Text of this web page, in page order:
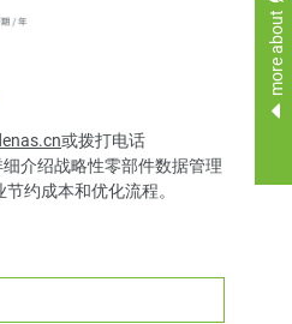
more about
或拨打电话
介绍战略性零部件数据管理
约成本和优化流程。